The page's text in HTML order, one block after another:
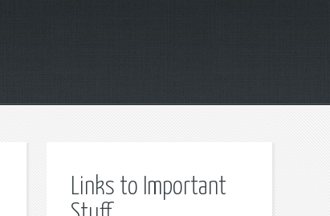
Links to Important